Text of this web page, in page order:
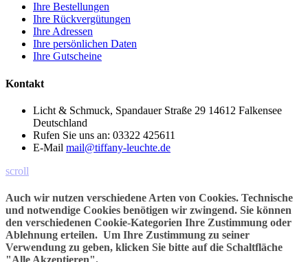
Ihre Bestellungen
Ihre Rückvergütungen
Ihre Adressen
Ihre persönlichen Daten
Ihre Gutscheine
Kontakt
Licht & Schmuck, Spandauer Straße 29 14612 Falkensee
Deutschland
Rufen Sie uns an: 03322 425611
E-Mail mail@tiffany-leuchte.de
scroll
Auch wir nutzen verschiedene Arten von Cookies. Technische
und notwendige Cookies benötigen wir zwingend. Sie können
den verschiedenen Cookie-Kategorien Ihre Zustimmung oder
Ablehnung erteilen. Um Ihre Zustimmung zu seiner
Verwendung zu geben, klicken Sie bitte auf die Schaltfläche
"Alle Akzeptieren".